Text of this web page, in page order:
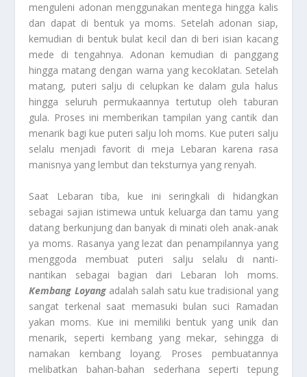
menguleni adonan menggunakan mentega hingga kalis
dan dapat di bentuk ya moms. Setelah adonan siap,
kemudian di bentuk bulat kecil dan di beri isian kacang
mede di tengahnya. Adonan kemudian di panggang
hingga matang dengan warna yang kecoklatan. Setelah
matang, puteri salju di celupkan ke dalam gula halus
hingga seluruh permukaannya tertutup oleh taburan
gula. Proses ini memberikan tampilan yang cantik dan
menarik bagi kue puteri salju loh moms. Kue puteri salju
selalu menjadi favorit di meja Lebaran karena rasa
manisnya yang lembut dan teksturnya yang renyah.
Saat Lebaran tiba, kue ini seringkali di hidangkan
sebagai sajian istimewa untuk keluarga dan tamu yang
datang berkunjung dan banyak di minati oleh anak-anak
ya moms. Rasanya yang lezat dan penampilannya yang
menggoda membuat puteri salju selalu di nanti-
nantikan sebagai bagian dari Lebaran loh moms.
Kembang Loyangadalah salah satu kue tradisional yang
sangat terkenal saat memasuki bulan suci Ramadan
yakan moms. Kue ini memiliki bentuk yang unik dan
menarik, seperti kembang yang mekar, sehingga di
namakan kembang loyang. Proses pembuatannya
melibatkan bahan-bahan sederhana seperti tepung